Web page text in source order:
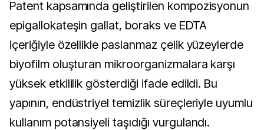
Patent kapsamında geliştirilen kompozisyonun
epigallokateşin gallat, boraks ve EDTA
içeriğiyle özellikle paslanmaz çelik yüzeylerde
biyofilm oluşturan mikroorganizmalara karşı
yüksek etkililik gösterdiği ifade edildi. Bu
yapının, endüstriyel temizlik süreçleriyle uyumlu
kullanım potansiyeli taşıdığı vurgulandı.